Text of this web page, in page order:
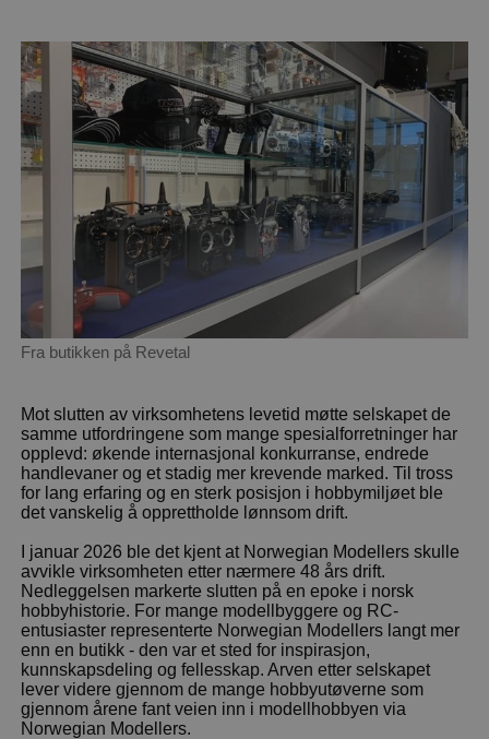
Fra butikken på Revetal
Mot slutten av virksomhetens levetid møtte selskapet de
samme utfordringene som mange spesialforretninger har
opplevd: økende internasjonal konkurranse, endrede
handlevaner og et stadig mer krevende marked. Til tross
for lang erfaring og en sterk posisjon i hobbymiljøet ble
det vanskelig å opprettholde lønnsom drift.
I januar 2026 ble det kjent at Norwegian Modellers skulle
avvikle virksomheten etter nærmere 48 års drift.
Nedleggelsen markerte slutten på en epoke i norsk
hobbyhistorie. For mange modellbyggere og RC-
entusiaster representerte Norwegian Modellers langt mer
enn en butikk - den var et sted for inspirasjon,
kunnskapsdeling og fellesskap. Arven etter selskapet
lever videre gjennom de mange hobbyutøverne som
gjennom årene fant veien inn i modellhobbyen via
Norwegian Modellers.